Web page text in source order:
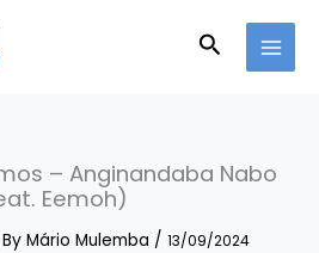
Search
– Anginandaba Nabo
Eemoh)
By Mário Mulemba / 13/09/2024